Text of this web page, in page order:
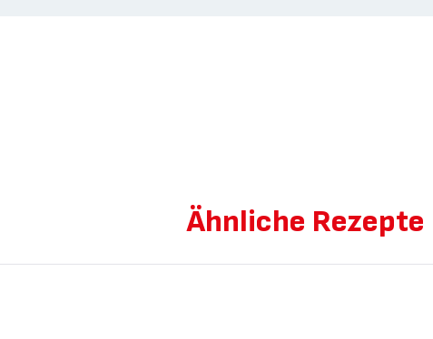
Ähnliche Rezepte